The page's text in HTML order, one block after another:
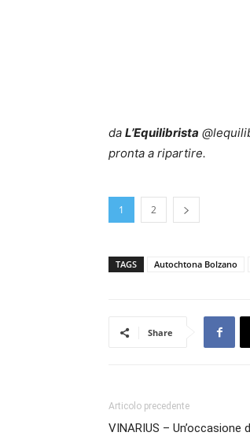
da L’Equilibrista
pronta a ripartire.
1 2
TAGS Autochtona Bolzano
Share
Articolo precedente
VINARIUS – Un’occasione